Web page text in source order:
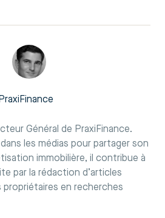
Général de PraxiFinance.
les médias pour partager son
immobilière, il contribue à
par la rédaction d’articles
propriétaires en recherches